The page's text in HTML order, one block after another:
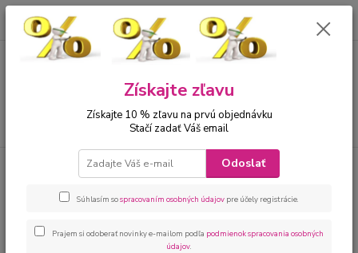
00421 905 612848 za0 €
Kojenecký overal mačička
Kojenecký overal mačička
Získajte zľavu
Získajte 10 % zľavu na prvú objednávku
Stačí zadať Váš email
Odoslať
Súhlasím sospracovaním osobných údajov pre účely registrácie.
Prajem si odoberať novinky e-mailom podľa podmienok spracovania osobných
údajov.